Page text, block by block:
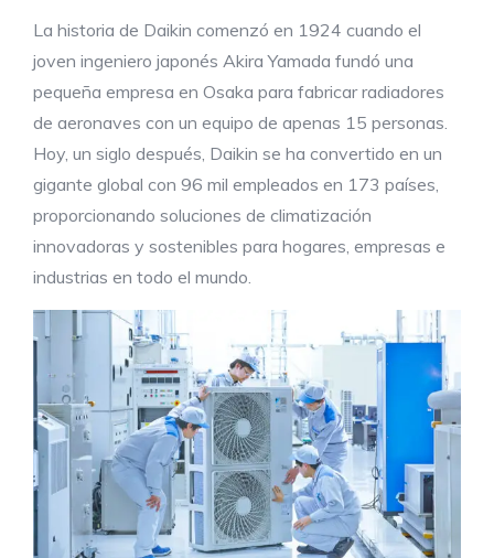
La historia de Daikin comenzó en 1924 cuando el
joven ingeniero japonés Akira Yamada fundó una
pequeña empresa en Osaka para fabricar radiadores
de aeronaves con un equipo de apenas 15 personas.
Hoy, un siglo después, Daikin se ha convertido en un
gigante global con 96 mil empleados en 173 países,
proporcionando soluciones de climatización
innovadoras y sostenibles para hogares, empresas e
industrias en todo el mundo.